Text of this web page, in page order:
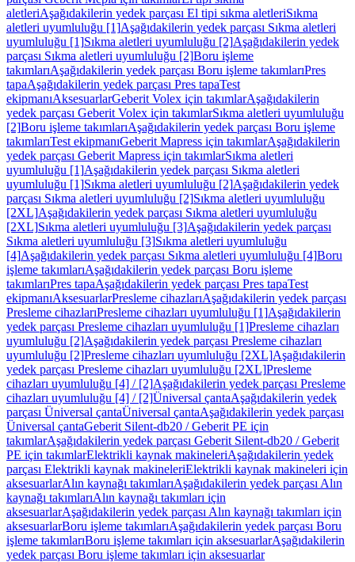
aletleriAşağıdakilerin yedek parçası El tipi sıkma aletleriSıkma
aletleri uyumluluğu [1]Aşağıdakilerin yedek parçası Sıkma aletleri
uyumluluğu [1]Sıkma aletleri uyumluluğu [2]Aşağıdakilerin yedek
parçası Sıkma aletleri uyumluluğu [2]Boru işleme
takımlarıAşağıdakilerin yedek parçası Boru işleme takımlarıPres
tapaAşağıdakilerin yedek parçası Pres tapaTest
ekipmanıAksesuarlarGeberit Volex için takımlarAşağıdakilerin
yedek parçası Geberit Volex için takımlarSıkma aletleri uyumluluğu
[2]Boru işleme takımlarıAşağıdakilerin yedek parçası Boru işleme
takımlarıTest ekipmanıGeberit Mapress için takımlarAşağıdakilerin
yedek parçası Geberit Mapress için takımlarSıkma aletleri
uyumluluğu [1]Aşağıdakilerin yedek parçası Sıkma aletleri
uyumluluğu [1]Sıkma aletleri uyumluluğu [2]Aşağıdakilerin yedek
parçası Sıkma aletleri uyumluluğu [2]Sıkma aletleri uyumluluğu
[2XL]Aşağıdakilerin yedek parçası Sıkma aletleri uyumluluğu
[2XL]Sıkma aletleri uyumluluğu [3]Aşağıdakilerin yedek parçası
Sıkma aletleri uyumluluğu [3]Sıkma aletleri uyumluluğu
[4]Aşağıdakilerin yedek parçası Sıkma aletleri uyumluluğu [4]Boru
işleme takımlarıAşağıdakilerin yedek parçası Boru işleme
takımlarıPres tapaAşağıdakilerin yedek parçası Pres tapaTest
ekipmanıAksesuarlarPresleme cihazlarıAşağıdakilerin yedek parçası
Presleme cihazlarıPresleme cihazları uyumluluğu [1]Aşağıdakilerin
yedek parçası Presleme cihazları uyumluluğu [1]Presleme cihazları
uyumluluğu [2]Aşağıdakilerin yedek parçası Presleme cihazları
uyumluluğu [2]Presleme cihazları uyumluluğu [2XL]Aşağıdakilerin
yedek parçası Presleme cihazları uyumluluğu [2XL]Presleme
cihazları uyumluluğu [4] / [2]Aşağıdakilerin yedek parçası Presleme
cihazları uyumluluğu [4] / [2]Üniversal çantaAşağıdakilerin yedek
parçası Üniversal çantaÜniversal çantaAşağıdakilerin yedek parçası
Üniversal çantaGeberit Silent-db20 / Geberit PE için
takımlarAşağıdakilerin yedek parçası Geberit Silent-db20 / Geberit
PE için takımlarElektrikli kaynak makineleriAşağıdakilerin yedek
parçası Elektrikli kaynak makineleriElektrikli kaynak makineleri için
aksesuarlarAlın kaynağı takımlarıAşağıdakilerin yedek parçası Alın
kaynağı takımlarıAlın kaynağı takımları için
aksesuarlarAşağıdakilerin yedek parçası Alın kaynağı takımları için
aksesuarlarBoru işleme takımlarıAşağıdakilerin yedek parçası Boru
işleme takımlarıBoru işleme takımları için aksesuarlarAşağıdakilerin
yedek parçası Boru işleme takımları için aksesuarlar